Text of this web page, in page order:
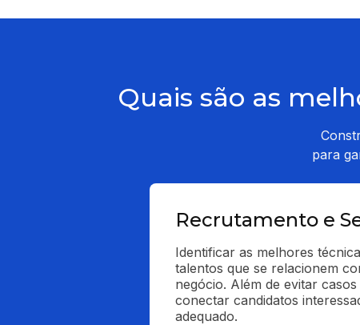
Quais são as
para
Recrutamento e
Identificar as melhores
talentos que se relacionem
negócio. Além de evitar
conectar candidatos
adequado.